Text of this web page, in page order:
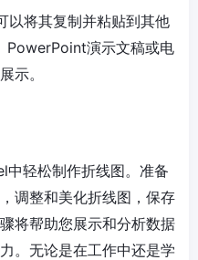
以将其复制并粘贴到其他
PowerPoint演示文稿或电
示。
中轻松制作折线图。准备
调整和美化折线图，保存
将帮助您展示和分析数据
。无论是在工作中还是学